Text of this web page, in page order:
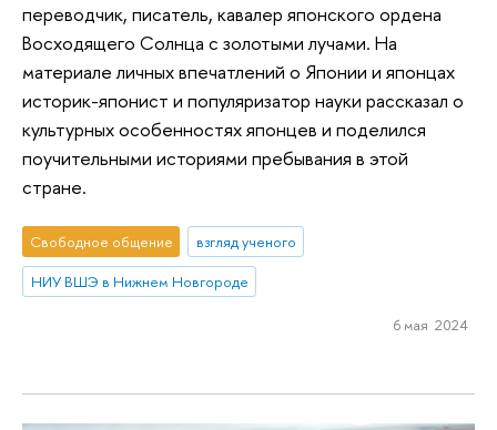
переводчик, писатель, кавалер японского ордена
Восходящего Солнца с золотыми лучами. На
материале личных впечатлений о Японии и японцах
историк-японист и популяризатор науки рассказал о
культурных особенностях японцев и поделился
поучительными историями пребывания в этой
стране.
Свободное общение
взгляд ученого
НИУ ВШЭ в Нижнем Новгороде
6 мая 2024